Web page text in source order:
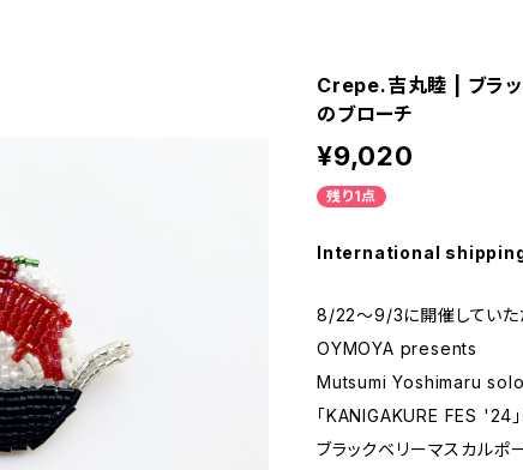
Crepe.吉丸睦 | ブラッ
のブローチ
¥9,020
残り1点
International
8/22～9/3に開催していた
OYMOYA presents
Mutsumi Yoshimaru
「KANIGAKURE FES '24」
ブラックベリーマスカルポ